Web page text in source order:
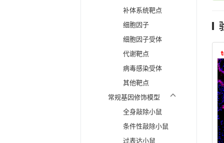
补体系统靶点
细胞因子
细胞因子受体
代谢靶点
病毒感染受体
其他靶点
常规基因修饰模型
全身敲除小鼠
条件性敲除小鼠
过表达小鼠